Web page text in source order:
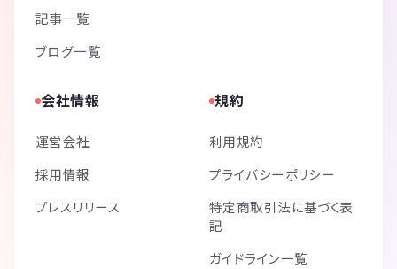
記事一覧
ブログ一覧
会社情報
運営会社
採用情報
プレスリリース
規約
利用規約
プライバシーポリシー
特定商取引法に基づく表
記
ガイドライン一覧